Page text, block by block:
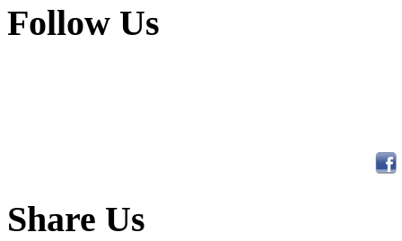
Follow Us
Share Us